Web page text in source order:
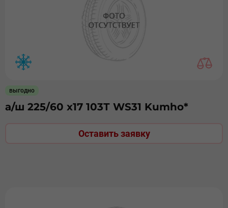
выгодно
а/ш 225/60 х17 103Т WS31 Kumho*
Оставить заявку